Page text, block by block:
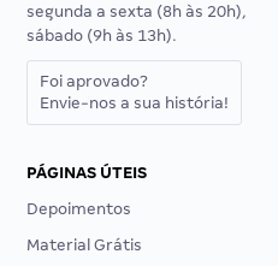
segunda a sexta (8h às 20h),
sábado (9h às 13h).
Foi aprovado?
Envie-nos a sua história!
PÁGINAS ÚTEIS
Depoimentos
Material Grátis